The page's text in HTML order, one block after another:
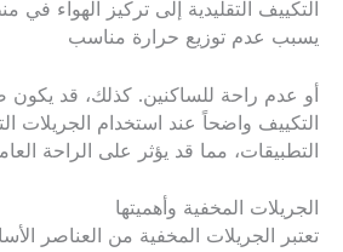
التكييف التقليدية إلى تركيز الهواء في
يسبب عدم توزيع حرارة مناسب
أو عدم راحة للساكنين. كذلك، قد
التكييف واضحاً عند استخدام الجريلات
التطبيقات، مما قد يؤثر على الراحة
الجريلات المخفية وأهميتها
تعتبر الجريلات المخفية من العناصر